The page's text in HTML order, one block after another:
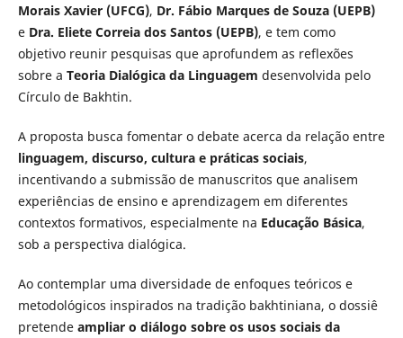
Morais Xavier (UFCG), Dr. Fábio Marques de Souza (UEPB)
e Dra. Eliete Correia dos Santos (UEPB), e tem como
objetivo reunir pesquisas que aprofundem as reflexões
sobre a Teoria Dialógica da Linguagem desenvolvida pelo
Círculo de Bakhtin.
A proposta busca fomentar o debate acerca da relação entre
linguagem, discurso, cultura e práticas sociais,
incentivando a submissão de manuscritos que analisem
experiências de ensino e aprendizagem em diferentes
contextos formativos, especialmente na Educação Básica,
sob a perspectiva dialógica.
Ao contemplar uma diversidade de enfoques teóricos e
metodológicos inspirados na tradição bakhtiniana, o dossiê
pretende ampliar o diálogo sobre os usos sociais da